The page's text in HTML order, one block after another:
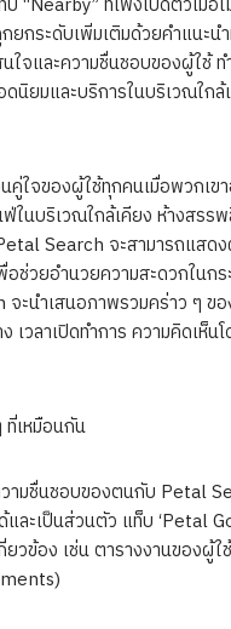
กระดับเพิ่มเติมด้วยคำแนะน
จและความชื่นชอบของผู้ใช้ ท
นิยมและบริการในบริเวณใกล้
คู่ใจของผู้ใช้ทุกคนเมื่อพวกเข
ฟ่ในบริเวณใกล้เคียง ห้างสรร
Search จะสามารถแสด
อช่วยอำนวยความสะดวกในก
ะนำเสนอภาพรวมคร่าว ๆ ขอ
เวลาเปิดทำการ ความคิดเห็น
เหมือนกัน
ามชื่นชอบของตนกับ Petal
ละเป็นส่วนตัว แท็บ ‘Petal
วข้อง เช่น ตารางงานของผู้ใ